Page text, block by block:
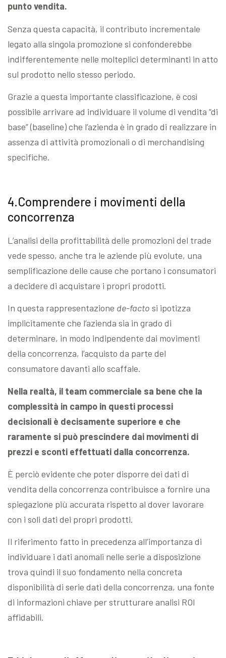
punto vendita.
Senza questa capacità, il contributo incrementale
legato alla singola promozione si confonderebbe
indifferentemente nelle molteplici determinanti in atto
sul prodotto nello stesso periodo.
Grazie a questa importante classificazione, è così
possibile arrivare ad individuare il volume di vendita “di
base” (baseline) che l’azienda è in grado di realizzare in
assenza di attività promozionali o di merchandising
specifiche.
4.Comprendere i movimenti della
concorrenza
L’analisi della profittabilità delle promozioni del trade
vede spesso, anche tra le aziende più evolute, una
semplificazione delle cause che portano i consumatori
a decidere di acquistare i propri prodotti.
In questa rappresentazione de-facto si ipotizza
implicitamente che l’azienda sia in grado di
determinare, in modo indipendente dai movimenti
della concorrenza, l’acquisto da parte del
consumatore davanti allo scaffale.
Nella realtà, il team commerciale sa bene che la
complessità in campo in questi processi
decisionali è decisamente superiore e che
raramente si può prescindere dai movimenti di
prezzi e sconti effettuati dalla concorrenza.
È perciò evidente che poter disporre dei dati di
vendita della concorrenza contribuisce a fornire una
spiegazione più accurata rispetto al dover lavorare
con i soli dati dei propri prodotti.
Il riferimento fatto in precedenza all’importanza di
individuare i dati anomali nelle serie a disposizione
trova quindi il suo fondamento nella concreta
disponibilità di serie dati della concorrenza, una fonte
di informazioni chiave per strutturare analisi ROI
affidabili.